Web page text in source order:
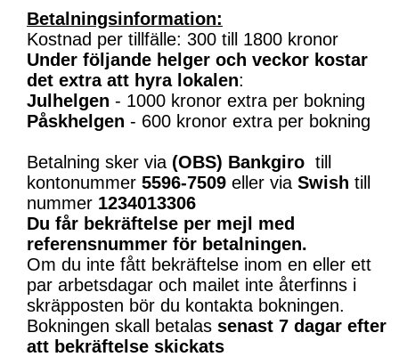
Betalningsinformation:
Kostnad per tillfälle: 300 till 1800 kronor
Under följande helger och veckor kostar
det extra att hyra lokalen:
Julhelgen - 1000 kronor extra per bokning
Påskhelgen - 600 kronor extra per bokning
Betalning sker via (OBS) Bankgiro till
kontonummer 5596-7509 eller via Swish till
nummer 1234013306
Du får bekräftelse per mejl med
referensnummer för betalningen.
Om du inte fått bekräftelse inom en eller ett
par arbetsdagar och mailet inte återfinns i
skräpposten bör du kontakta bokningen.
Bokningen skall betalas senast 7 dagar efter
att bekräftelse skickats